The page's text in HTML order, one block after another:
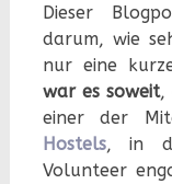
Dieser
darum, wie
nur eine
war es soweit,
einer der
Hostels, in
Volunteer